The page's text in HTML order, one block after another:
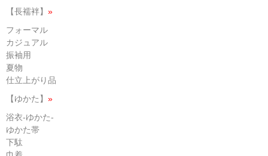
【長襦袢】 »
フォーマル
カジュアル
振袖用
夏物
仕立上がり品
【ゆかた】 »
浴衣-ゆかた-
ゆかた帯
下駄